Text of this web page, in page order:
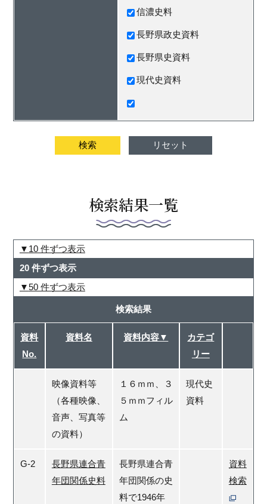
信濃史料
長野県政史資料
長野県史資料
現代史資料
検索結果一覧
10 件ずつ表示
20 件ずつ表示
50 件ずつ表示
検索結果
資料
No.
資料名 資料内容▼
カテゴ
リー
映像資料等
（各種映像、
音声、写真等
の資料）
１６ｍｍ、３
５ｍｍフィル
ム
現代史
資料
G-2
長野県連合青
年団関係史料
長野県連合青
年団関係の史
料で1946年
資料
検索